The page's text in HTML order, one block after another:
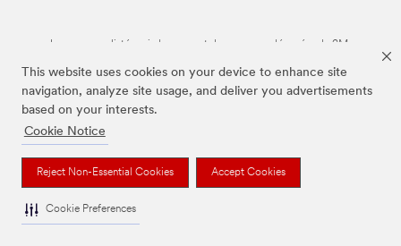
This website uses cookies on your device to enhance site
navigation, analyze site usage, and deliver you advertisements
based on your interests.
Cookie Notice
Reject Non-Essential Cookies Accept Cookies
Cookie Preferences
Les marques listées ci-dessus sont des marques déposées de 3M.